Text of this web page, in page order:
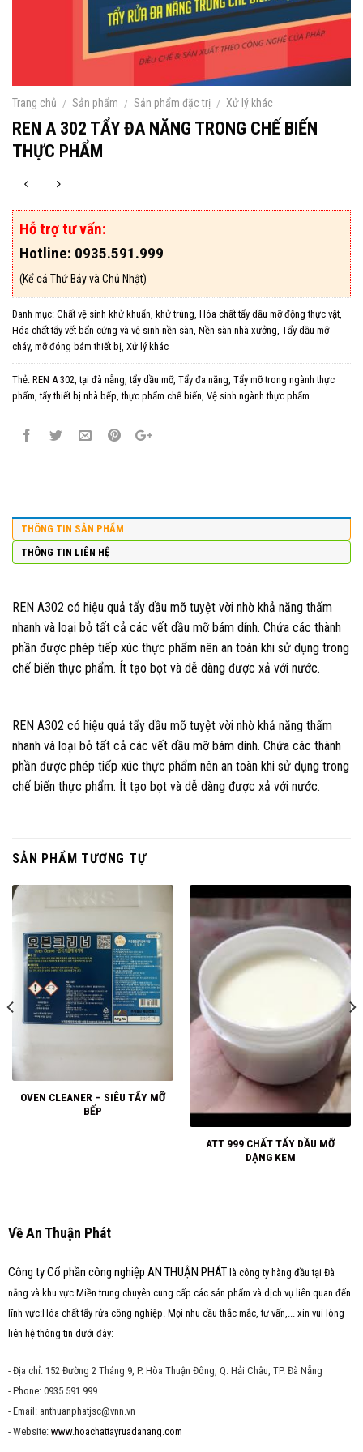
Trang chủ / Sản phẩm / Sản phẩm đặc trị / Xử lý khác
REN A 302 TẨY ĐA NĂNG TRONG CHẾ BIẾN
THỰC PHẨM
Hỗ trợ tư vấn:
Hotline: 0935.591.999
(Kể cả Thứ Bảy và Chủ Nhật)
Danh mục: Chất vệ sinh khử khuẩn, khử trùng, Hóa chất tẩy dầu mỡ động thực vật,
Hóa chất tẩy vết bẩn cứng và vệ sinh nền sàn, Nền sàn nhà xưởng, Tẩy dầu mỡ
cháy, mỡ đóng bám thiết bị, Xử lý khác
Thẻ: REN A 302,tại đà nẵng,tẩy dầu mỡ, Tẩy đa năng, Tẩy mỡ trong ngành thực
phẩm,tẩy thiết bị nhà bếp,thực phẩm chế biến, Vệ sinh ngành thực phẩm
THÔNG TIN SẢN PHẨM
THÔNG TIN LIÊN HỆ
REN A302 có hiệu quả tẩy dầu mỡ tuyệt vời nhờ khả năng thấm
nhanh và loại bỏ tất cả các vết dầu mỡ bám dính. Chứa các thành
phần được phép tiếp xúc thực phẩm nên an toàn khi sử dụng trong
chế biến thực phẩm. Ít tạo bọt và dễ dàng được xả với nước.
REN A302 có hiệu quả tẩy dầu mỡ tuyệt vời nhờ khả năng thấm
nhanh và loại bỏ tất cả các vết dầu mỡ bám dính. Chứa các thành
phần được phép tiếp xúc thực phẩm nên an toàn khi sử dụng trong
chế biến thực phẩm. Ít tạo bọt và dễ dàng được xả với nước.
SẢN PHẨM TƯƠNG TỰ
OVEN CLEANER – SIÊU TẨY MỠ
BẾP
ATT 999 CHẤT TẨY DẦU MỠ
DẠNG KEM
Về An Thuận Phát
Công ty Cổ phần công nghiệp AN THUẬN PHÁT là công ty hàng đầu tại Đà
nẵng và khu vực Miền trung chuyên cung cấp các sản phẩm và dịch vụ liên quan đến
lĩnh vực:Hóa chất tẩy rửa công nghiệp. Mọi nhu cầu thắc mắc, tư vấn,... xin vui lòng
liên hệ thông tin dưới đây:
- Địa chỉ: 152 Đường 2 Tháng 9, P. Hòa Thuận Đông, Q. Hải Châu, TP. Đà Nẵng
- Phone: 0935.591.999
- Email: anthuanphatjsc@vnn.vn
- Website: www.hoachattayruadanang.com